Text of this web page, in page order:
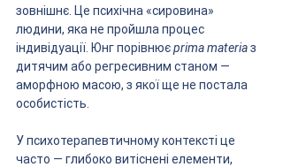
зовнішнє. Це психічна «сировина»
людини, яка не пройшла процес
індивідуації. Юнг порівнює prima materia з
дитячим або регресивним станом —
аморфною масою, з якої ще не постала
особистість.
У психотерапевтичному контексті це
часто — глибоко витіснені елементи,